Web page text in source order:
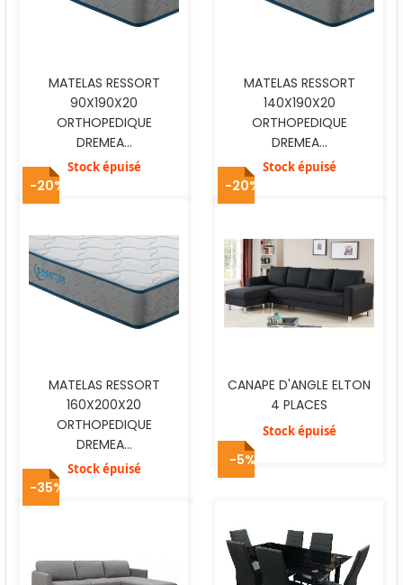
MATELAS RESSORT
90X190X20
ORTHOPEDIQUE
DREMEA...
Stock épuisé
MATELAS RESSORT
140X190X20
ORTHOPEDIQUE
DREMEA...
Stock épuisé
-20%
MATELAS RESSORT
160X200X20
ORTHOPEDIQUE
DREMEA...
Stock épuisé
-20%
CANAPE D'ANGLE ELTON
4 PLACES
Stock épuisé
-35%
-5%